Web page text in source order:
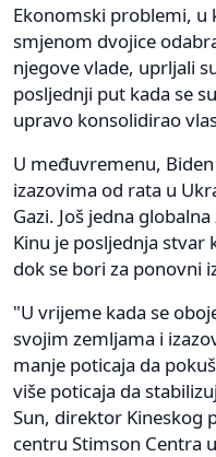
Ekonomski problemi, u
smjenom dvojice
njegove vlade, uprljali
posljednji put kada se
upravo konsolidirao
U međuvremenu,
izazovima od rata u
Gazi. Još jedna
Kinu je posljednja stvar
dok se bori za ponovni
"U vrijeme kada se
svojim zemljama i
manje poticaja da
više poticaja da
Sun, direktor Kineskog
centru Stimson Centra